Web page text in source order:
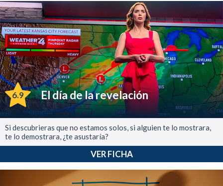
6.9 El día de la revelación
Si descubrieras que no estamos solos, si alguien te lo mostrara,
te lo demostrara, ¿te asustaría?
VER FICHA